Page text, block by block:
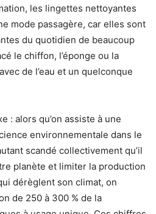
les lingettes nettoyantes
mode passagère, car elles sont
du quotidien de beaucoup
le chiffon, l’éponge ou la
de l’eau et un quelconque
: alors qu’on assiste à une
environnementale dans le
scandé collectivement qu’il
planète et limiter la production
dérèglent son climat, on
de 250 à 300 % de la